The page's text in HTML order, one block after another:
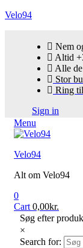
Velo94
Nem
Altid
Alle
Stor
Ring
Sign in
Menu
Velo94
Alt om Velo94
0
Cart 0,00kr.
Søg efter
×
Search for: